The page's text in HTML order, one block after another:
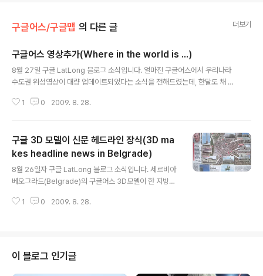
구글어스/구글맵 의 다른 글 더보기
구글어스 영상추가(Where in the world is ...)
8월 27일 구글 LatLong 블로그 소식입니다. 얼마전 구글어스에서 우리나라
수도권 위성영상이 대량 업데이트되었다는 소식을 전해드렸는데, 한달도 채 안
도 갱신지역에 대한 퀴즈가 나와 있습니다. (번역하지 않았습니다.) 그런데 이번
데이트 된 모양입니다. 하루 이틀 내로 업데이트된 지역 리스트와, KML 파일이
나오면 어느 지역이 갱신되었는지 확실히 파악할 수 있을 겁니다. 민, 푸른하늘
==== http://google-latlong.blogspot.com/2009/0..
1 0 2009. 8. 28.
구글 3D 모델이 신문 헤드라인 장식(3D ma
kes headline news in Belgrade)
8월 26일자 구글 LatLong 블로그 소식입니다. 세르비아
베오그라드(Belgrade)의 구글어스 3D모델이 한 지방지
지면인데요, 좌측위에 있는 분이 Zexland라는 3D 모델러
넘겨 보니 2/3 이상이 구글어스에 채택이 된 것 같네요.
흠... 그런데, 아래 원문을 보시면 3D 이미지갤러리에 들어
1 0 2009. 8. 28.
이 블로그 인기글